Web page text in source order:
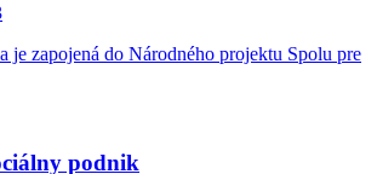
je zapojená do Národného projektu Spolu pre
podnik